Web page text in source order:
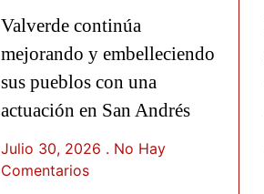
Valverde continúa
mejorando y embelleciendo
sus pueblos con una
actuación en San Andrés
Julio 30, 2026
No Hay
Comentarios